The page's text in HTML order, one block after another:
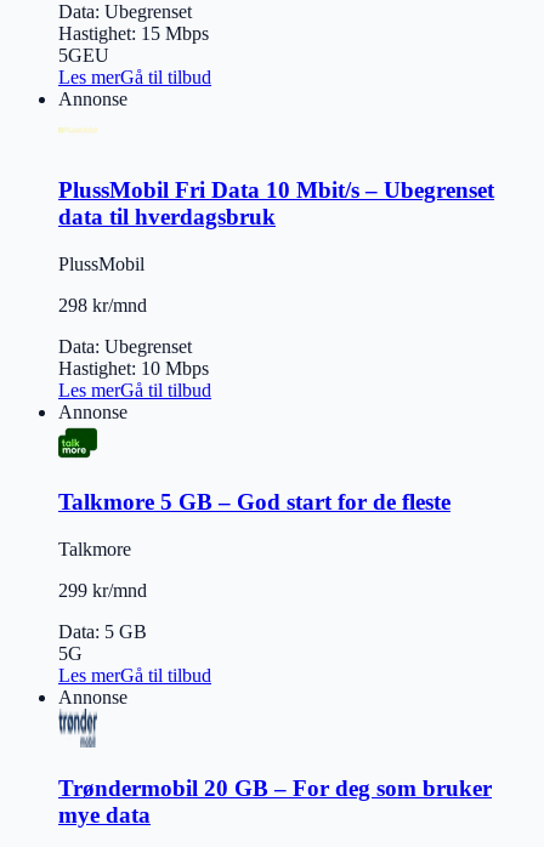
Data: Ubegrenset
Hastighet: 15 Mbps
5GEU
Les merGå til tilbud
Annonse
PlussMobil Fri Data 10 Mbit/s – Ubegrenset
data til hverdagsbruk
PlussMobil
298 kr/mnd
Data: Ubegrenset
Hastighet: 10 Mbps
Les merGå til tilbud
Annonse
Talkmore 5 GB – God start for de fleste
Talkmore
299 kr/mnd
Data: 5 GB
5G
Les merGå til tilbud
Annonse
Trøndermobil 20 GB – For deg som bruker
mye data